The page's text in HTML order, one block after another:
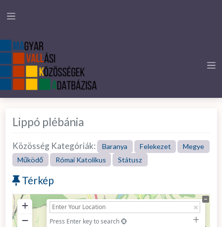
Lippó plébánia
Közösség Kategóriák: Baranya Felekezet
Megye
Működő
Római Katolikus Státusz
Térkép
+
−
Press Enter key to search